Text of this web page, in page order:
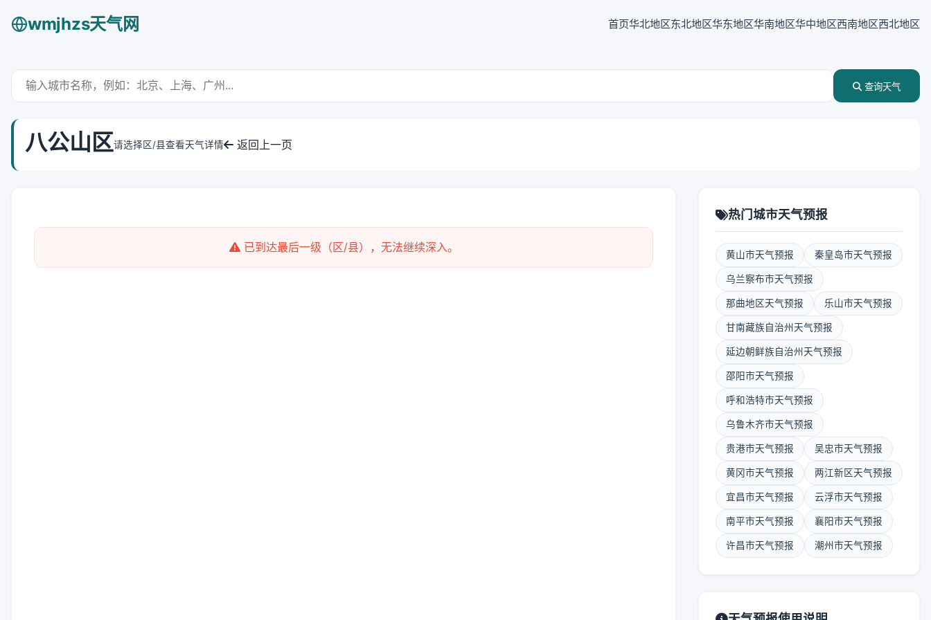
wmjhzs天气网 首页华北地区东北地区华东地区华南地区华中地区西南地区西北地区
查询天气
八公山区请选择区/县查看天气详情 返回上一页
已到达最后一级（区/县），无法继续深入。
热门城市天气预报
黄山市天气预报 秦皇岛市天气预报
乌兰察布市天气预报
那曲地区天气预报 乐山市天气预报
甘南藏族自治州天气预报
延边朝鲜族自治州天气预报
邵阳市天气预报
呼和浩特市天气预报
乌鲁木齐市天气预报
贵港市天气预报 吴忠市天气预报
黄冈市天气预报 两江新区天气预报
宜昌市天气预报 云浮市天气预报
南平市天气预报 襄阳市天气预报
许昌市天气预报 潮州市天气预报